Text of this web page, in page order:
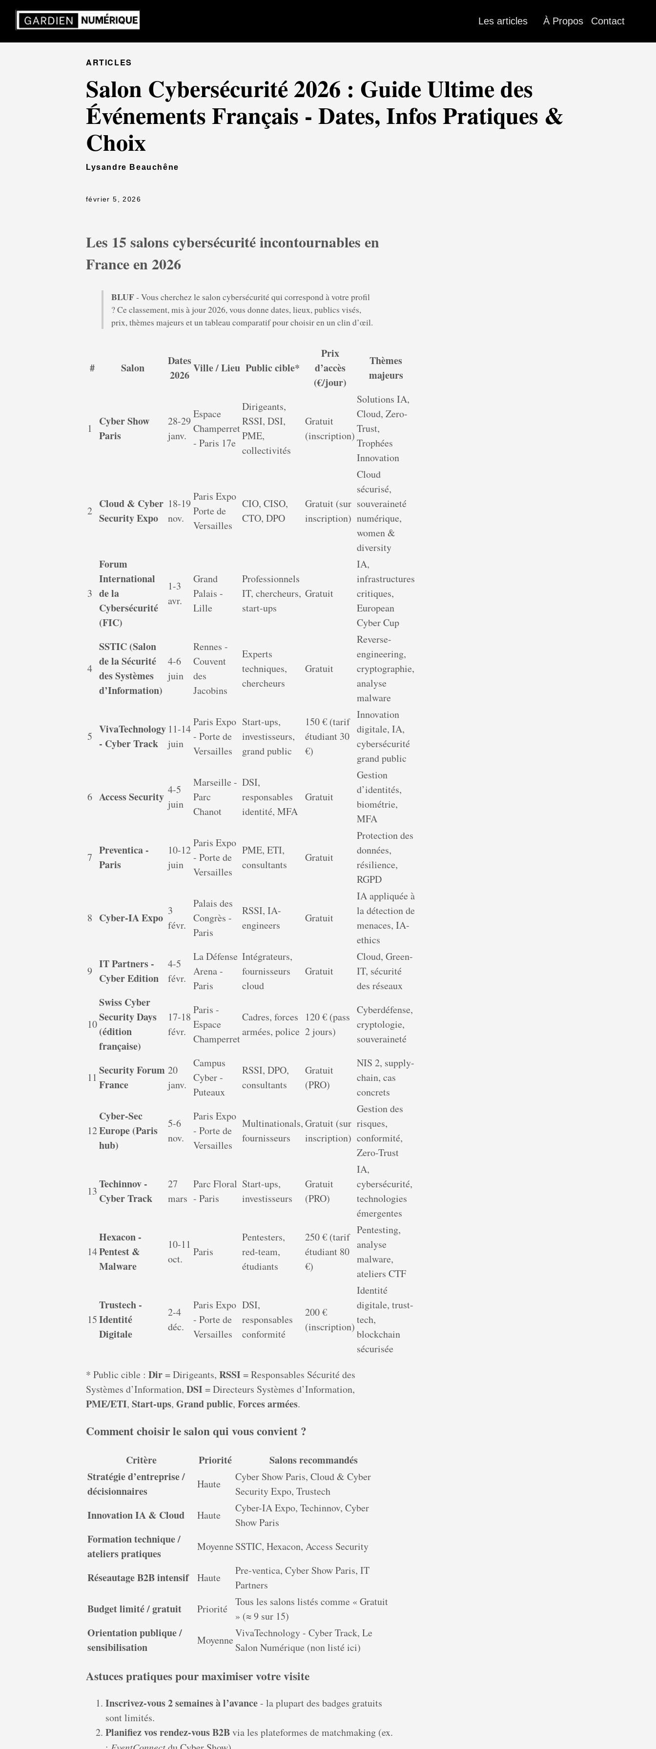
Les articles À Propos Contact
ARTICLES
Salon Cybersécurité 2026 : Guide Ultime des
Événements Français - Dates, Infos Pratiques &
Choix
Lysandre Beauchêne
février 5, 2026
Les 15 salons cybersécurité incontournables en
France en 2026
BLUF- Vous cherchez le salon cybersécurité qui correspond à votre profil
? Ce classement, mis à jour 2026, vous donne dates, lieux, publics visés,
prix, thèmes majeurs et un tableau comparatif pour choisir en un clin d’œil.
# Salon
Dates
2026
Ville / Lieu Public cible*
Prix
d’accès
(€/jour)
Thèmes
majeurs
1
Cyber Show
Paris
28-29
janv.
Espace
Champerret
- Paris 17e
Dirigeants,
RSSI, DSI,
PME,
collectivités
Gratuit
(inscription)
Solutions IA,
Cloud, Zero-
Trust,
Trophées
Innovation
2
Cloud & Cyber
Security Expo
18-19
nov.
Paris Expo
Porte de
Versailles
CIO, CISO,
CTO, DPO
Gratuit (sur
inscription)
Cloud
sécurisé,
souveraineté
numérique,
women &
diversity
3
Forum
International
de la
Cybersécurité
(FIC)
1-3
avr.
Grand
Palais -
Lille
Professionnels
IT, chercheurs,
start-ups
Gratuit
IA,
infrastructures
critiques,
European
Cyber Cup
4
SSTIC (Salon
de la Sécurité
des Systèmes
d’Information)
4-6
juin
Rennes -
Couvent
des
Jacobins
Experts
techniques,
chercheurs
Gratuit
Reverse-
engineering,
cryptographie,
analyse
malware
5
VivaTechnology
- Cyber Track
11-14
juin
Paris Expo
- Porte de
Versailles
Start-ups,
investisseurs,
grand public
150 € (tarif
étudiant 30
€)
Innovation
digitale, IA,
cybersécurité
grand public
6 Access Security
4-5
juin
Marseille -
Parc
Chanot
DSI,
responsables
identité, MFA
Gratuit
Gestion
d’identités,
biométrie,
MFA
7
Preventica -
Paris
10-12
juin
Paris Expo
- Porte de
Versailles
PME, ETI,
consultants
Gratuit
Protection des
données,
résilience,
RGPD
8 Cyber-IA Expo
3
févr.
Palais des
Congrès -
Paris
RSSI, IA-
engineers
Gratuit
IA appliquée à
la détection de
menaces, IA-
ethics
9
IT Partners -
Cyber Edition
4-5
févr.
La Défense
Arena -
Paris
Intégrateurs,
fournisseurs
cloud
Gratuit
Cloud, Green-
IT, sécurité
des réseaux
10
Swiss Cyber
Security Days
(édition
française)
17-18
févr.
Paris -
Espace
Champerret
Cadres, forces
armées, police
120 € (pass
2 jours)
Cyberdéfense,
cryptologie,
souveraineté
11
Security Forum
France
20
janv.
Campus
Cyber -
Puteaux
RSSI, DPO,
consultants
Gratuit
(PRO)
NIS 2, supply-
chain, cas
concrets
12
Cyber-Sec
Europe (Paris
hub)
5-6
nov.
Paris Expo
- Porte de
Versailles
Multinationals,
fournisseurs
Gratuit (sur
inscription)
Gestion des
risques,
conformité,
Zero-Trust
13
Techinnov -
Cyber Track
27
mars
Parc Floral
- Paris
Start-ups,
investisseurs
Gratuit
(PRO)
IA,
cybersécurité,
technologies
émergentes
14
Hexacon -
Pentest &
Malware
10-11
oct.
Paris
Pentesters,
red-team,
étudiants
250 € (tarif
étudiant 80
€)
Pentesting,
analyse
malware,
ateliers CTF
15
Trustech -
Identité
Digitale
2-4
déc.
Paris Expo
- Porte de
Versailles
DSI,
responsables
conformité
200 €
(inscription)
Identité
digitale, trust-
tech,
blockchain
sécurisée
* Public cible : Dir= Dirigeants, RSSI= Responsables Sécurité des
Systèmes d’Information, DSI= Directeurs Systèmes d’Information,
PME/ETI, Start-ups, Grand public, Forces armées.
Comment choisir le salon qui vous convient ?
Critère Priorité
Salons recommandés
Stratégie d’entreprise /
décisionnaires
Haute
Cyber Show Paris, Cloud & Cyber
Security Expo, Trustech
Innovation IA & Cloud Haute
Cyber-IA Expo, Techinnov, Cyber
Show Paris
Formation technique /
ateliers pratiques
Moyenne SSTIC, Hexacon, Access Security
Réseautage B2B intensif Haute
Pre-ventica, Cyber Show Paris, IT
Partners
Budget limité / gratuit Priorité
Tous les salons listés comme « Gratuit
» (≈ 9 sur 15)
Orientation publique /
sensibilisation
Moyenne
VivaTechnology - Cyber Track, Le
Salon Numérique (non listé ici)
Astuces pratiques pour maximiser votre visite
Inscrivez-vous 2 semaines à l’avance- la plupart des badges gratuits
sont limités.
Planifiez vos rendez-vous B2Bvia les plateformes de matchmaking (ex.